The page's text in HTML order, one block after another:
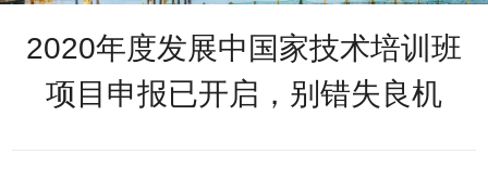
2020年度发展中国家技术培训班
项目申报已开启，别错失良机